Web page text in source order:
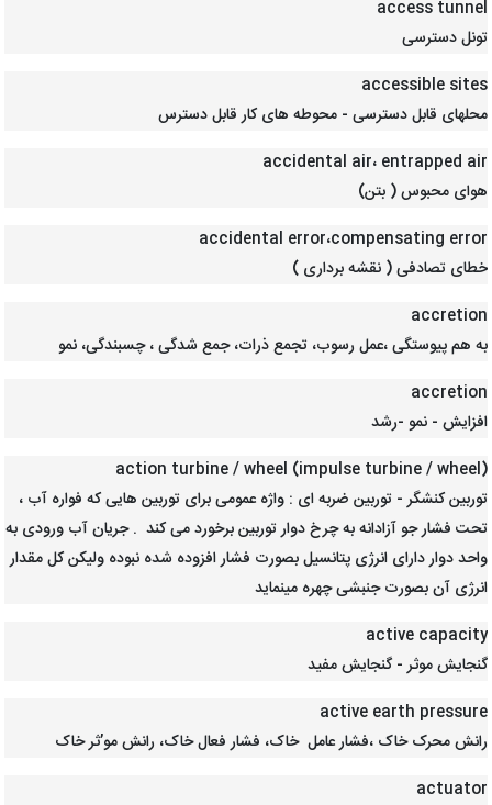
access tunnel
تونل دسترسی
accessible sites
محلهای قابل دسترسی - محوطه های کار قابل دسترس
accidental air، entrapped air
هوای محبوس ( بتن)
accidental error،compensating error
خطای تصادفی ( نقشه برداری )
accretion
به هم پیوستگی ،عمل رسوب، تجمع ذرات، جمع شدگی ، چسبندگی، نمو
accretion
افزایش - نمو -رشد
action turbine / wheel (impulse turbine / wheel)
توربین کنشگر - توربین ضربه ای : واژه عمومی برای توربین هایی که فواره آب ،
تحت فشار جو آزادانه به چرخ دوار توربین برخورد می کند . جریان آب ورودی به
واحد دوار دارای انرژی پتانسیل بصورت فشار افزوده شده نبوده ولیکن کل مقدار
انرژی آن بصورت جنبشی چهره مینماید
active capacity
گنجایش موثر - گنجایش مفید
active earth pressure
رانش محرک خاک ،فشار عامل خاک، فشار فعال خاک، رانش مو’ثر خاک
actuator